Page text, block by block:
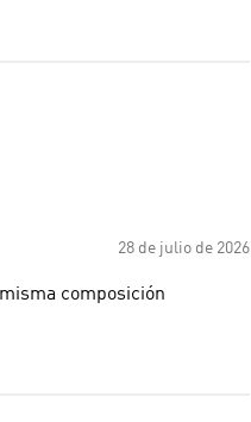
28 de julio de 2026
composición